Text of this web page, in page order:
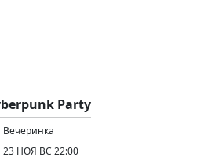
Party
Вечеринка
23 НОЯ ВС 22:00